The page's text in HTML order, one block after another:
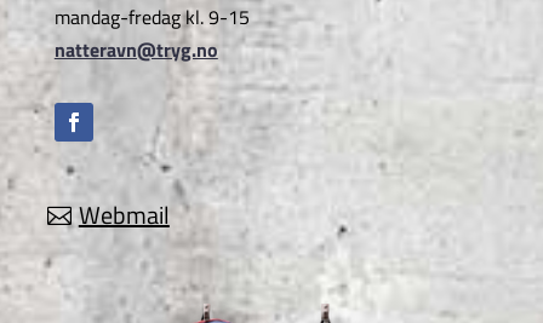
mandag-fredag kl. 9-15
natteravn@tryg.no
Webmail